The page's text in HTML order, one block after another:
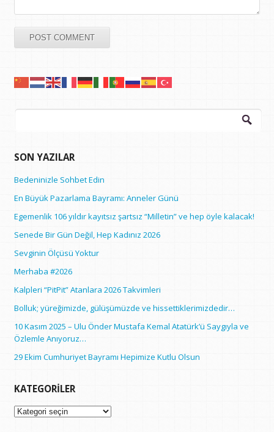
Arama:
SON YAZILAR
Bedeninizle Sohbet Edin
En Büyük Pazarlama Bayramı: Anneler Günü
Egemenlik 106 yıldır kayıtsız şartsız “Milletin” ve hep öyle kalacak!
Senede Bir Gün Değil, Hep Kadınız 2026
Sevginin Ölçüsü Yoktur
Merhaba #2026
Kalpleri “PitPit” Atanlara 2026 Takvimleri
Bolluk; yüreğimizde, gülüşümüzde ve hissettiklerimizdedir…
10 Kasım 2025 – Ulu Önder Mustafa Kemal Atatürk’ü Saygıyla ve
Özlemle Anıyoruz…
29 Ekim Cumhuriyet Bayramı Hepimize Kutlu Olsun
KATEGORILER
Kategoriler